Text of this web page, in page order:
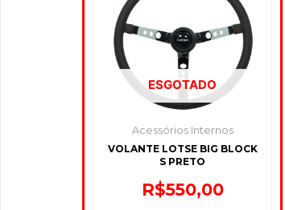
ESGOTADO
Acessórios Internos
VOLANTE LOTSE BIG BLOCK
S PRETO
R$550,00